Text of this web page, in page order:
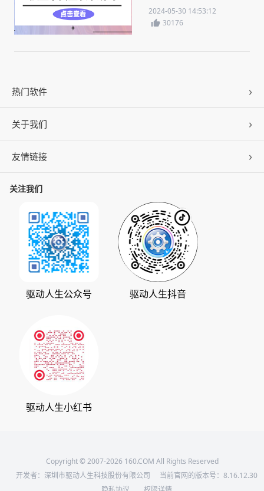
2024-05-30 14:53:12
30176
热门软件
驱动人生
百页窗
数据救星
人生日历
关于我们
公司概况
公司动态
发展历程
支持中心
版权声明
友情链接
ZOL下载
华军软件园
系统之家
下载之家
驱动大师
天极下载
关注我们
驱动人生公众号 驱动人生抖音
驱动人生小红书
Copyright © 2007-2026 160.COM All Rights Reserved
开发者：深圳市驱动人生科技股份有限公司
当前官网的版本号： 8.16.12.30